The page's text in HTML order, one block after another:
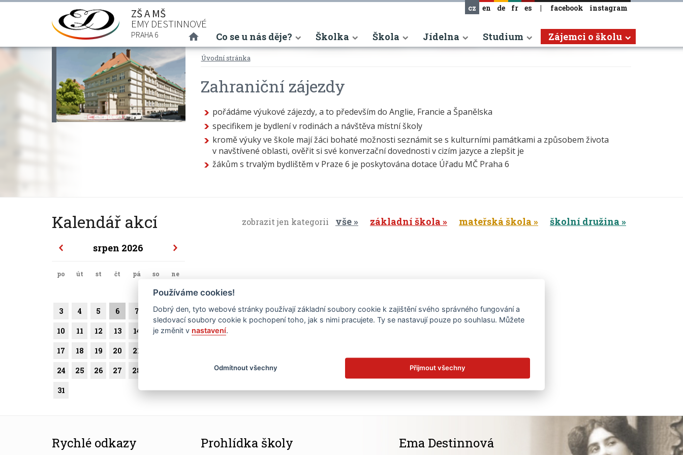
ZŠ A MŠ
EMY DESTINNOVÉ
PRAHA 6
cz en de fr es | facebook instagram
(current)
Co se u nás děje? Školka Škola Jídelna Studium Zájemci o školu
Úvodní stránka
Zahraniční zájezdy
pořádáme výukové zájezdy, a to především do Anglie, Francie a Španělska
specifikem je bydlení v rodinách a návštěva místní školy
kromě výuky ve škole mají žáci bohaté možnosti seznámit se s kulturními památkami a způsobem života
v navštívené oblasti, ověřit si své konverzační dovednosti v cizím jazyce a zlepšit je
žákům s trvalým bydlištěm v Praze 6 je poskytována dotace Úřadu MČ Praha 6
Kalendář akcí zobrazit jen kategorii vše základní škola mateřská škola školní družina
srpen 2026
po út st čt pá so ne
1 2
3 4 5 6 7 8 9
10 11 12 13 14 15 16
17 18 19 20 21
24 25 26 27 28
31
Rychlé odkazy Prohlídka školy Ema Destinnová
Používáme cookies!
Dobrý den, tyto webové stránky používají základní soubory cookie k zajištění svého správného fungování a
sledovací soubory cookie k pochopení toho, jak s nimi pracujete. Ty se nastavují pouze po souhlasu. Můžete
je změnit v nastavení.
Odmítnout všechny Přijmout všechny